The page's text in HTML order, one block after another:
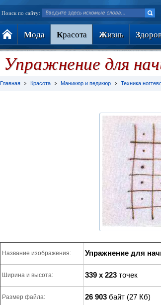
Поиск по сайту:
Мода Красота Жизнь З
Упражнение для
Главная Красота Маникюр и педикюр Техника
Название изображения: Упражнение для
Ширина и высота: 339 x 223 точек
Размер файла: 26 903 байт (27 Кб)